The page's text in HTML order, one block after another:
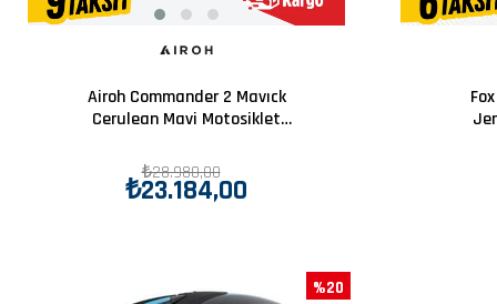
Airoh Commander 2 Mavıck
Cerulean Mavi Motosiklet
₺23.184,00
₺28.980,00
%20